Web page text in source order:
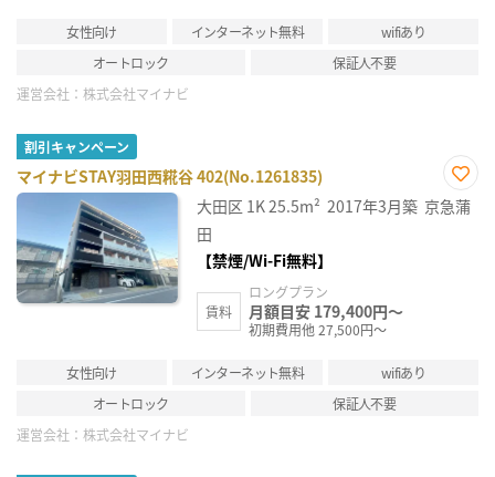
女性向け インターネット無料
wifiあり
オートロック
保証人不要
運営会社： 株式会社マイナビ
割引キャンペーン
マイナビSTAY羽田西糀谷 402(No.1261835)
お気
に入
大田区 1K25.5m² 2017年3月築 京急蒲
田
【禁煙/Wi-Fi無料】
賃料
ロングプラン
月額目安 179,400円～
初期費用他 27,500円～
女性向け インターネット無料
wifiあり
オートロック
保証人不要
運営会社： 株式会社マイナビ